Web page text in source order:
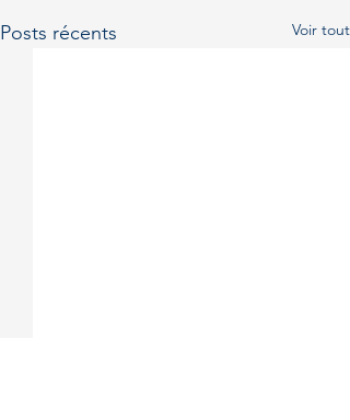
Posts récents Voir tout